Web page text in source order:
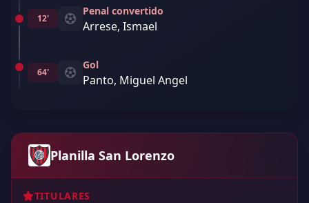
12'
Penal convertido
Arrese, Ismael
64'
Gol
Panto, Miguel Angel
Planilla San Lorenzo
TITULARES